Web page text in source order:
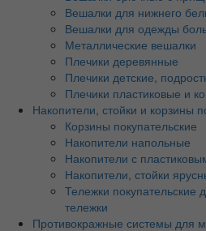
Вешалки для нижнего
Вешалки для одежды
Металлические вешалки
Плечики деревянные
Плечики детские,
Плечики пластиковые и
Накопители, стойки и корзины
Корзины покупательские
Накопители напольные
Накопители с
Накопители, стойки
Тележки покупательские
тележки
Противокражные системы для